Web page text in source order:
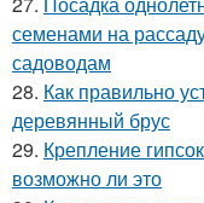
семенами на
садоводам
28. Как правильно
деревянный брус
29. Крепление
возможно ли это